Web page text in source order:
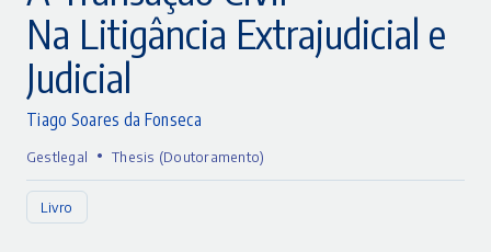
Na Litigância Extrajudicial e
Judicial
Tiago Soares da Fonseca
Gestlegal • Thesis (Doutoramento)
Livro